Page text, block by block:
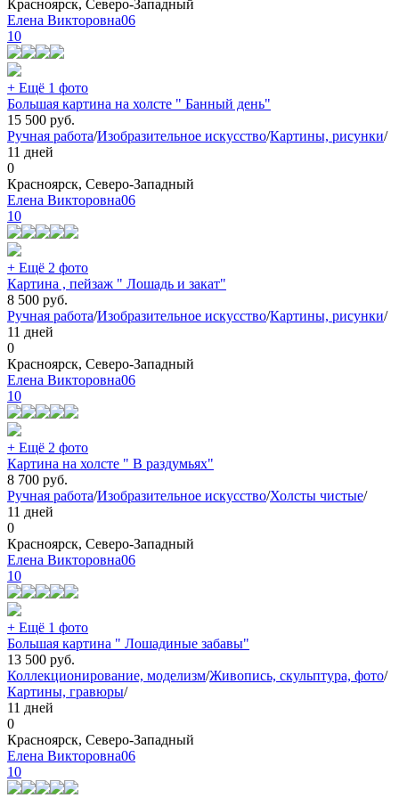
Красноярск, Северо-Западный
Елена Викторовна06
10
+ Ещё 1 фото
Большая картина на холсте " Банный день"
15 500 руб.
Ручная работа/Изобразительное искусство/Картины, рисунки/
11 дней
0
Красноярск, Северо-Западный
Елена Викторовна06
10
+ Ещё 2 фото
Картина , пейзаж " Лошадь и закат"
8 500 руб.
Ручная работа/Изобразительное искусство/Картины, рисунки/
11 дней
0
Красноярск, Северо-Западный
Елена Викторовна06
10
+ Ещё 2 фото
Картина на холсте " В раздумьях"
8 700 руб.
Ручная работа/Изобразительное искусство/Холсты чистые/
11 дней
0
Красноярск, Северо-Западный
Елена Викторовна06
10
+ Ещё 1 фото
Большая картина " Лошадиные забавы"
13 500 руб.
Коллекционирование, моделизм/Живопись, скульптура, фото/
Картины, гравюры/
11 дней
0
Красноярск, Северо-Западный
Елена Викторовна06
10